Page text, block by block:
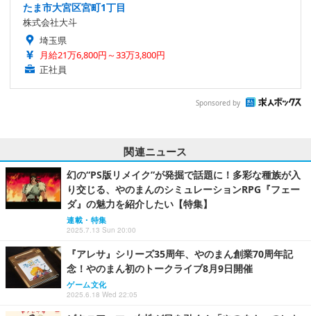
たま市大宮区宮町1丁目
株式会社大斗
埼玉県
月給21万6,800円～33万3,800円
正社員
Sponsored by
関連ニュース
幻の“PS版リメイク”が発掘で話題に！多彩な種族が入
り交じる、やのまんのシミュレーションRPG『フェー
ダ』の魅力を紹介したい【特集】
連載・特集
2025.7.13 Sun 20:00
『アレサ』シリーズ35周年、やのまん創業70周年記
念！やのまん初のトークライブ8月9日開催
ゲーム文化
2025.6.18 Wed 22:05